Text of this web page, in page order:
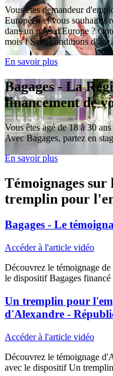
Vous êtes demandeur
Européen et vous souhaitez
dans un pays d'Europe ?
mois ! Sans conditions
En savoir plus
Bagages - La
financement de
Vous êtes agé de 18 à 30
Avec Bagages, partez en
En savoir plus
Témoignages sur
tremplin pour
Bagages - Le
Accéder à l'article vidéo
Découvrez le témoignage
le dispositif Bagages
Un tremplin pour
d'Alexandre -
Accéder à l'article vidéo
Découvrez le témoignage
avec le dispositif Un